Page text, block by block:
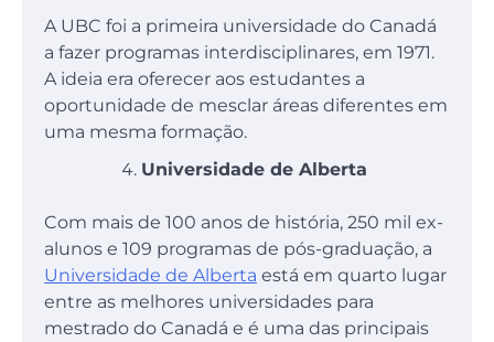
A UBC foi a primeira universidade do Canadá
a fazer programas interdisciplinares, em 1971.
A ideia era oferecer aos estudantes a
oportunidade de mesclar áreas diferentes em
uma mesma formação.
Universidade de Alberta
Com mais de 100 anos de história, 250 mil ex-
alunos e 109 programas de pós-graduação, a
Universidade de Alberta está em quarto lugar
entre as melhores universidades para
mestrado do Canadá e é uma das principais